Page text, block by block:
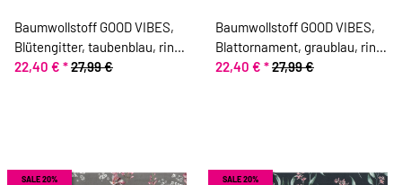
Baumwollstoff GOOD VIBES,
Blütengitter, taubenblau, ring
a roses
22,40 € *27,99 €
Baumwollstoff GOOD VIBES,
Blattornament, graublau, ring
a roses
22,40 € *27,99 €
SALE 20% SALE 20%